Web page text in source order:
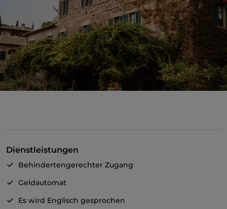
Dienstleistungen
Behindertengerechter Zugang
Geldautomat
Es wird Englisch gesprochen